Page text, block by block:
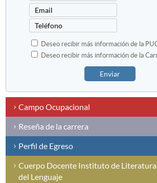
Deseo recibir más información de la
Deseo recibir más información de la
Enviar
Campo Ocupacional
Reseña de la carrera
Perfil de Egreso
Cuerpo Docente Instituto de Literatura
del Lenguaje